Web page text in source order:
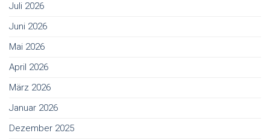
Juli 2026
Juni 2026
Mai 2026
April 2026
März 2026
Januar 2026
Dezember 2025